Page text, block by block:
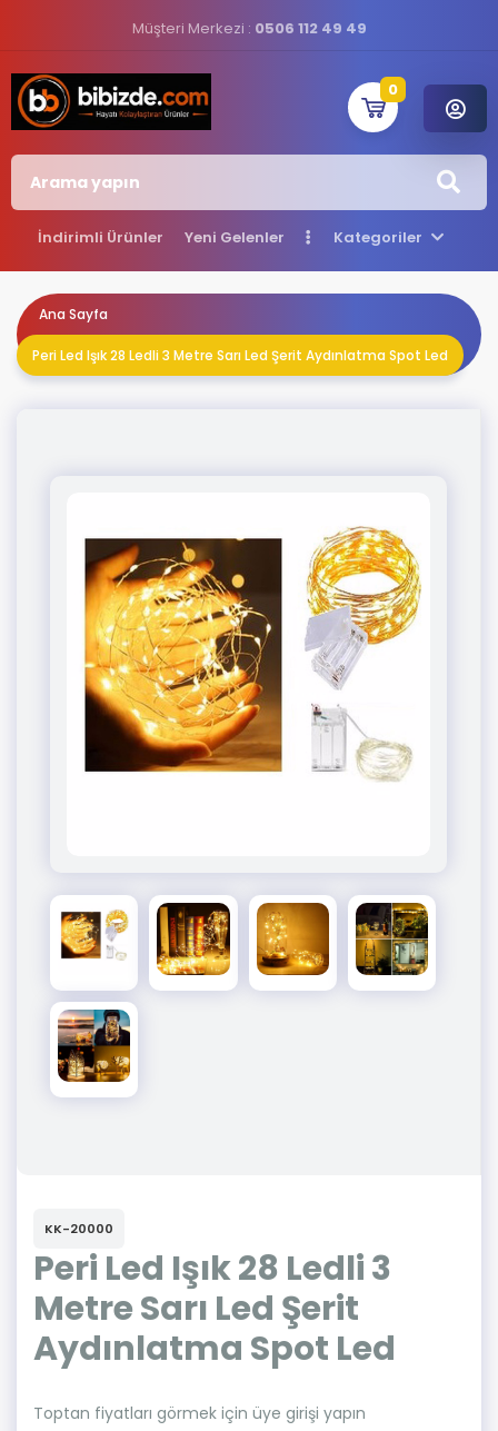
Müşteri Merkezi : 0506 112 49 49
0
İndirimli Ürünler Yeni Gelenler Kategoriler
Ana Sayfa
Peri Led Işık 28 Ledli 3 Metre Sarı Led Şerit Aydınlatma Spot Led
KK-20000
Peri Led Işık 28 Ledli 3
Metre Sarı Led Şerit
Aydınlatma Spot Led
Toptan fiyatları görmek için üye girişi yapın